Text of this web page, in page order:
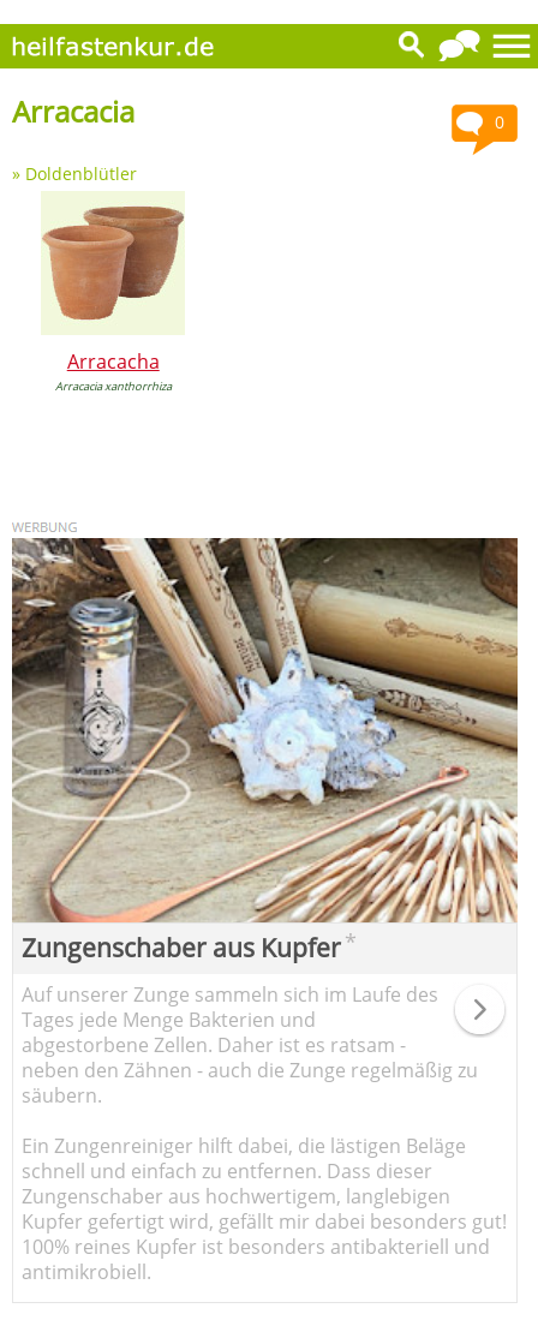
0
Arracacia
» Doldenblütler
Arracacha
Arracacia xanthorrhiza
Zungenschaber aus Kupfer*
Auf unserer Zunge sammeln sich im Laufe des
Tages jede Menge Bakterien und
abgestorbene Zellen. Daher ist es ratsam -
neben den Zähnen - auch die Zunge regelmäßig zu
säubern.
Ein Zungenreiniger hilft dabei, die lästigen Beläge
schnell und einfach zu entfernen. Dass dieser
Zungenschaber aus hochwertigem, langlebigen
Kupfer gefertigt wird, gefällt mir dabei besonders gut!
100% reines Kupfer ist besonders antibakteriell und
antimikrobiell.